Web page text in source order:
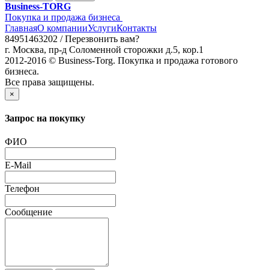
Business-TORG
Покупка и продажа бизнеса
ГлавнаяО компанииУслугиКонтакты
84951463202 /Перезвонить вам?
г. Москва, пр-д Соломенной сторожки д.5, кор.1
2012-2016 © Business-Torg. Покупка и продажа готового
бизнеса.
Все права защищены.
×
Запрос на покупку
ФИО
E-Mail
Телефон
Сообщение